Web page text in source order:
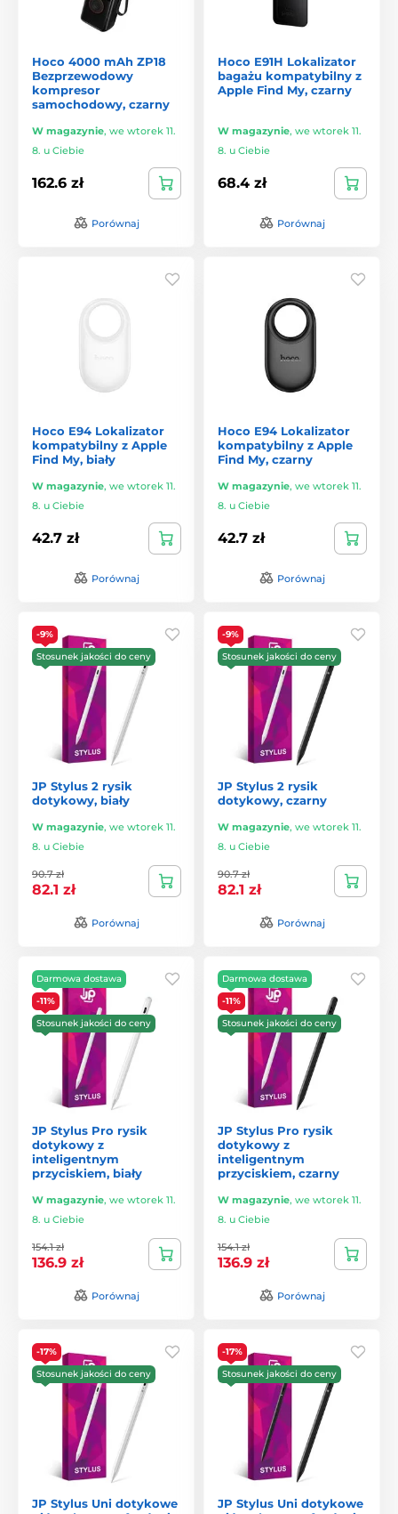
Hoco 4000 mAh ZP18
Bezprzewodowy
kompresor
samochodowy, czarny
W magazynie, we wtorek 11.
8. u Ciebie
162.6 zł
Porównaj
Hoco E91H Lokalizator
bagażu kompatybilny z
Apple Find My, czarny
W magazynie, we wtorek 11.
8. u Ciebie
68.4 zł
Porównaj
Hoco E94 Lokalizator
kompatybilny z Apple
Find My, biały
W magazynie, we wtorek 11.
8. u Ciebie
42.7 zł
Porównaj
Hoco E94 Lokalizator
kompatybilny z Apple
Find My, czarny
W magazynie, we wtorek 11.
8. u Ciebie
42.7 zł
Porównaj
-9%
Stosunek jakości do ceny
JP Stylus 2 rysik
dotykowy, biały
W magazynie, we wtorek 11.
8. u Ciebie
90.7 zł
82.1 zł
Porównaj
-9%
Stosunek jakości do ceny
JP Stylus 2 rysik
dotykowy, czarny
W magazynie, we wtorek 11.
8. u Ciebie
90.7 zł
82.1 zł
Porównaj
Darmowa dostawa
-11%
Stosunek jakości do ceny
JP Stylus Pro rysik
dotykowy z
inteligentnym
przyciskiem, biały
W magazynie, we wtorek 11.
8. u Ciebie
154.1 zł
136.9 zł
Porównaj
Darmowa dostawa
-11%
Stosunek jakości do ceny
JP Stylus Pro rysik
dotykowy z
inteligentnym
przyciskiem, czarny
W magazynie, we wtorek 11.
8. u Ciebie
154.1 zł
136.9 zł
Porównaj
-17%
Stosunek jakości do ceny
JP Stylus Uni dotykowe
-17%
Stosunek jakości do ceny
JP Stylus Uni dotykowe